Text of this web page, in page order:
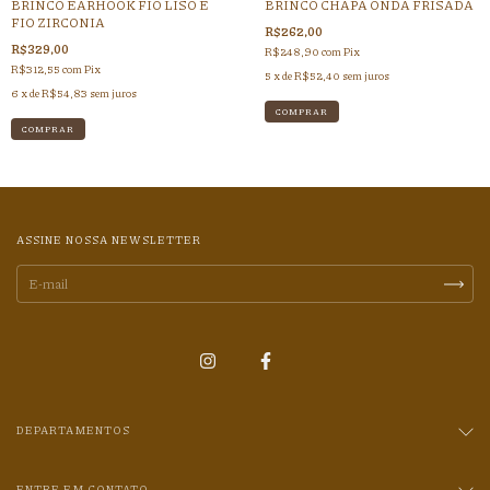
BRINCO EARHOOK FIO LISO E
FIO ZIRCONIA
R$329,00
R$312,55 comPix
6 x deR$54,83 sem juros
BRINCO CHAPA ONDA FRISADA
R$262,00
R$248,90 comPix
5 x deR$52,40 sem juros
ASSINE NOSSA NEWSLETTER
DEPARTAMENTOS